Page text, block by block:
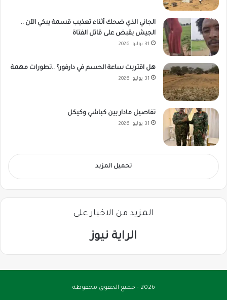
الجاني الذي ضحك أثناء تعذيب قسمة يبكي الآن ..
الجيش يقبض على قاتل الفتاة
31 يوليو، 2026
هل اقتربت ساعة الحسم في دارفور؟ ..تطورات مهمة
31 يوليو، 2026
تفاصيل مادار بين كباشي وكيكل
31 يوليو، 2026
تحميل المزيد
المزيد من الاخبار على
الراية نيوز
2026 - جميع الحقوق محفوظة